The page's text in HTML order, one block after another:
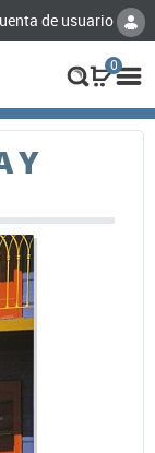
de usuario
0
Y